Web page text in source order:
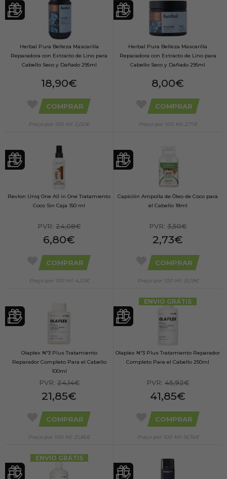
Herbal Pura Belleza Mascarilla
Reparadora con Extracto de Lino para
Cabello Seco y Dañado 295ml
18,90€
COMPRAR
Preço por 100 Ml: 2,00€
Herbal Pura Belleza Mascarilla
Reparadora con Extracto de Lino para
Cabello Seco y Dañado 295ml
8,00€
COMPRAR
Preço por 100 Ml: 2,71€
Revlon Uniq One All in One Tratamiento
Coco Sin Caja 150 ml
PVR: 24,08€
6,80€
COMPRAR
Preço por 100 Ml: 4,53€
Capicilin Ampolla de Óleo de Coco para
el Cabello 18ml
PVR: 3,50€
2,73€
COMPRAR
Preço por 100 Ml: 15,19€
Olaplex Nº3 Plus Tratamiento
Reparador Completo Para el Cabello
100ml
PVR:24,14€
21,85€
COMPRAR
Preço por 100 Ml: 21,85€
ENVIO GRÁTIS
Olaplex Nº3 Plus Tratamiento Reparador
Completo Para el Cabello 250ml
PVR: 45,92€
41,85€
COMPRAR
Preço por 100 Ml: 16,74€
ENVIO GRÁTIS